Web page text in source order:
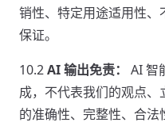
销性、特定用途适用性
保证。
10.2AI 输出免责：
AI 智
成，不代表我们的观点
的准确性、完整性、合法